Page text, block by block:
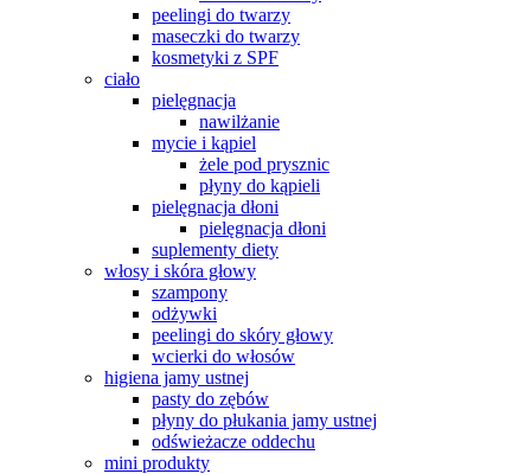
peelingi do twarzy
maseczki do twarzy
kosmetyki z SPF
ciało
pielęgnacja
nawilżanie
mycie i kąpiel
żele pod prysznic
płyny do kąpieli
pielęgnacja dłoni
pielęgnacja dłoni
suplementy diety
włosy i skóra głowy
szampony
odżywki
peelingi do skóry głowy
wcierki do włosów
higiena jamy ustnej
pasty do zębów
płyny do płukania jamy ustnej
odświeżacze oddechu
mini produkty